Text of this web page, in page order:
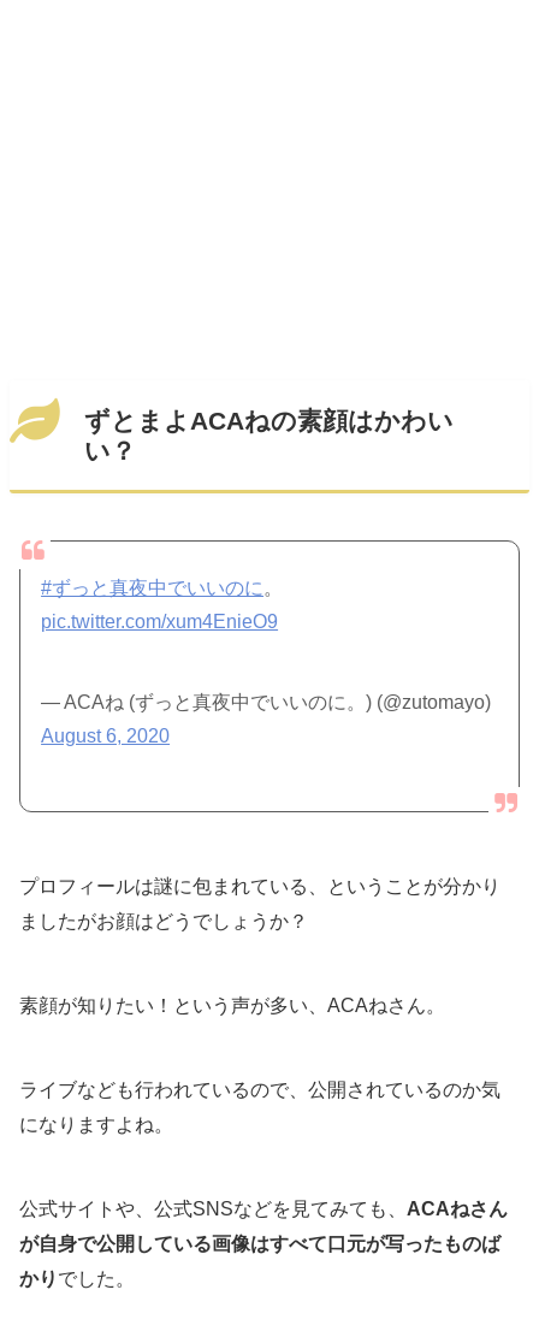
ずとまよACAねの素顔はかわい
い？
#ずっと真夜中でいいのに 。
pic.twitter.com/xum4EnieO9
— ACAね (ずっと真夜中でいいのに。) (@zutomayo)
August 6, 2020
プロフィールは謎に包まれている、ということが分かり
ましたがお顔はどうでしょうか？
素顔が知りたい！という声が多い、ACAねさん。
ライブなども行われているので、公開されているのか気
になりますよね。
公式サイトや、公式SNSなどを見てみても、 ACAねさん
が自身で公開している画像はすべて口元が写ったものば
かり でした。